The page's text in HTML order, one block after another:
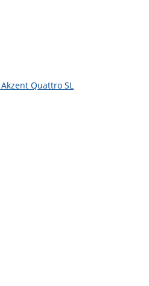
Quattro SL